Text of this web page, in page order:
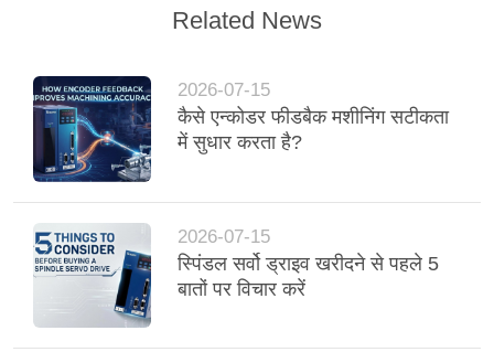
Related News
2026-07-15
कैसे एन्कोडर फीडबैक मशीनिंग सटीकता
में सुधार करता है?
2026-07-15
स्पिंडल सर्वो ड्राइव खरीदने से पहले 5
बातों पर विचार करें